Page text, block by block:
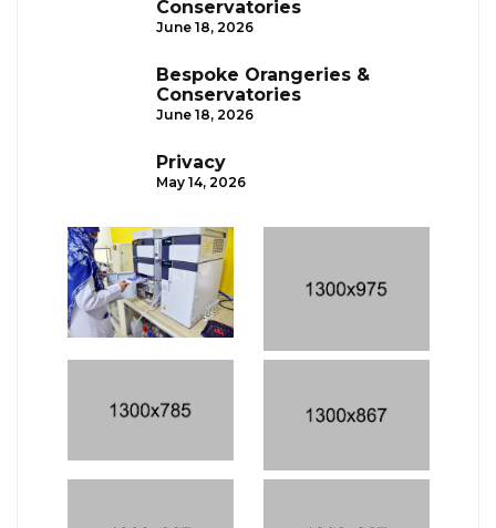
Conservatories
June 18, 2026
Bespoke Orangeries &
Conservatories
June 18, 2026
Privacy
May 14, 2026